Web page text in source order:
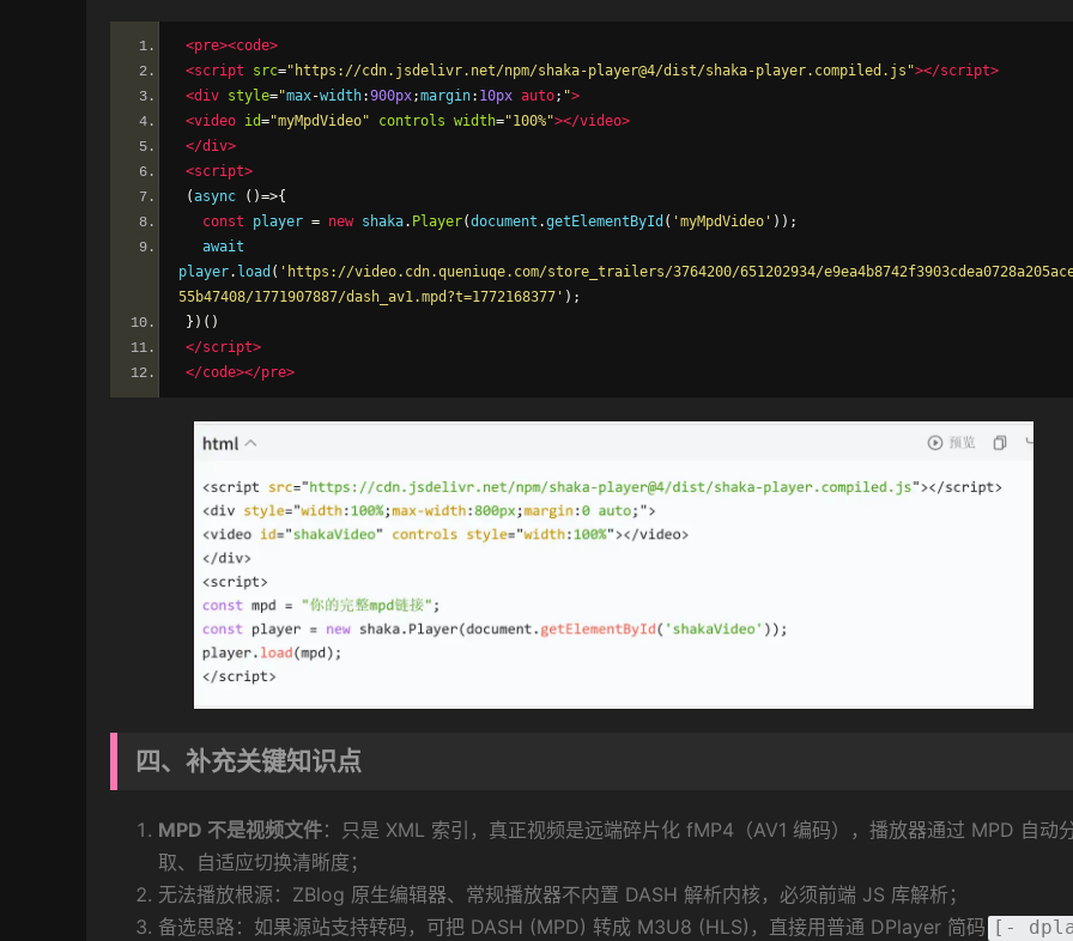
<pre><code>
<script
src="https://cdn.jsdelivr.net/npm/shaka-player@4/dist/shaka-player.compiled.js"></script>
<div style="max-width:900px;margin: 10px auto; ">
<video id="myMpdVideo" controls width="100%"></video>
</div>
<script>
(async
()=>{
const player = new shaka. Player(document .getElementById ( 'myMpdVideo' ));
player. load ( 'https://video.cdn.queniuqe.com/store_trailers/3764200/651202934/
55b47408/1771907887/dash_av1.mpd?t=1772168377' );
})()
</script>
</code></pre>
四、补充关键知识点
MPD 不是视频文件：只是 XML 索引，真正视频是远端碎片化 fMP4（AV1 编码），播放器通过 MPD 自动
取、自适应切换清晰度；
无法播放根源：ZBlog 原生编辑器、常规播放器不内置 DASH 解析内核，必须前端 JS 库解析；
备选思路：如果源站支持转码，可把 DASH (MPD) 转成 M3U8 (HLS)，直接用普通 DPlayer 简码 [-